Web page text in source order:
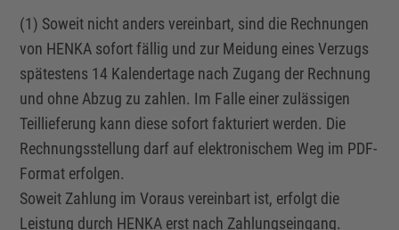
(1) Soweit nicht anders vereinbart, sind die Rechnungen
von HENKA sofort fällig und zur Meidung eines Verzugs
spätestens 14 Kalendertage nach Zugang der Rechnung
und ohne Abzug zu zahlen. Im Falle einer zulässigen
Teillieferung kann diese sofort fakturiert werden. Die
Rechnungsstellung darf auf elektronischem Weg im PDF-
Format erfolgen.
Soweit Zahlung im Voraus vereinbart ist, erfolgt die
Leistung durch HENKA erst nach Zahlungseingang.